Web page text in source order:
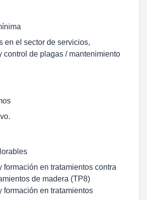
en el sector de servicios,
control de plagas / mantenimiento
formación en tratamientos contra
de madera (TP8)
formación en tratamientos